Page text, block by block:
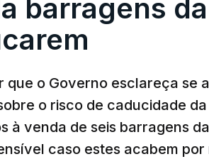
barragens da
que o Governo esclareça se
o risco de caducidade
à venda de seis barragens
caso estes acabem por